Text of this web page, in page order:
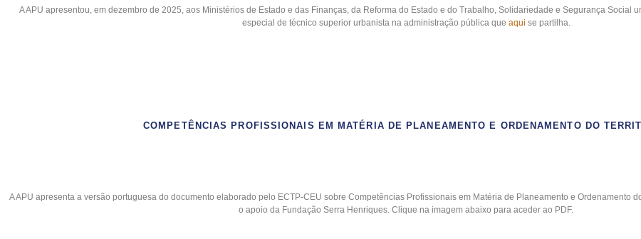
A APU apresentou, em dezembro de 2025, aos Ministérios de Estado e das Finanças, da Reforma do Estado e do Trabalho, Solidariedade e Segurança Social
especial de técnico superior urbanista na administração pública que aqui se partilha.
COMPETÊNCIAS PROFISSIONAIS EM MATÉRIA DE PLANEAMENTO E ORDENAMENTO DO
A APU apresenta a versão portuguesa do documento elaborado pelo ECTP-CEU sobre Competências Profissionais em Matéria de Planeamento e Ordenamento
o apoio da Fundação Serra Henriques. Clique na imagem abaixo para aceder ao PDF.